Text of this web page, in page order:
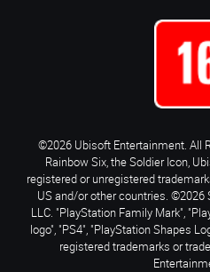
©2026 Ubisoft Entertainment. All
Rainbow Six, the Soldier Icon,
registered or unregistered
US and/or other countries. ©2026
LLC. "PlayStation Family Mark",
logo", "PS4", "PlayStation Shapes
registered trademarks or